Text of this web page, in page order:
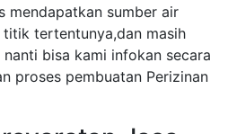
mendapatkan sumber air
tertentunya,dan masih
bisa kami infokan secara
proses pembuatan Perizinan